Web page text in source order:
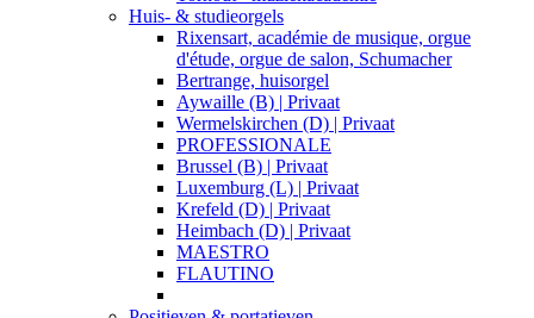
Huis- & studieorgels
Rixensart, académie de musique, orgue
d'étude, orgue de salon, Schumacher
Bertrange, huisorgel
Aywaille (B) | Privaat
Wermelskirchen (D) | Privaat
PROFESSIONALE
Brussel (B) | Privaat
Luxemburg (L) | Privaat
Krefeld (D) | Privaat
Heimbach (D) | Privaat
MAESTRO
FLAUTINO